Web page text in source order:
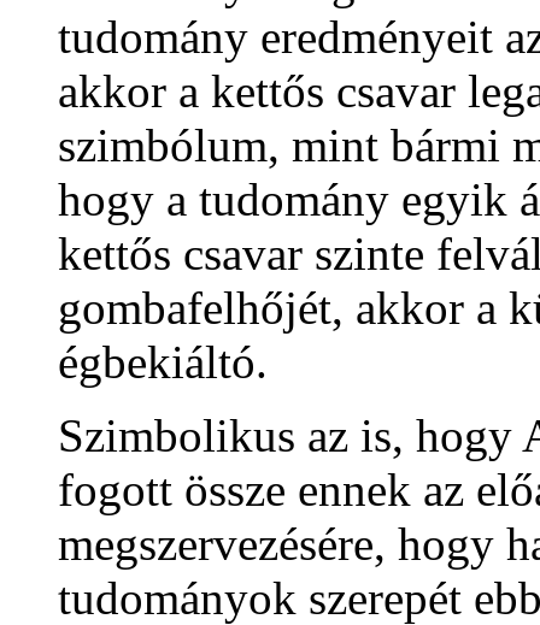
tudomány eredményeit
akkor a kettős csavar
szimbólum, mint bármi
hogy a tudomány egyik
kettős csavar szinte
gombafelhőjét, akkor a
égbekiáltó.
Szimbolikus az is, hogy
fogott össze ennek az
megszervezésére, hogy
tudományok szerepét